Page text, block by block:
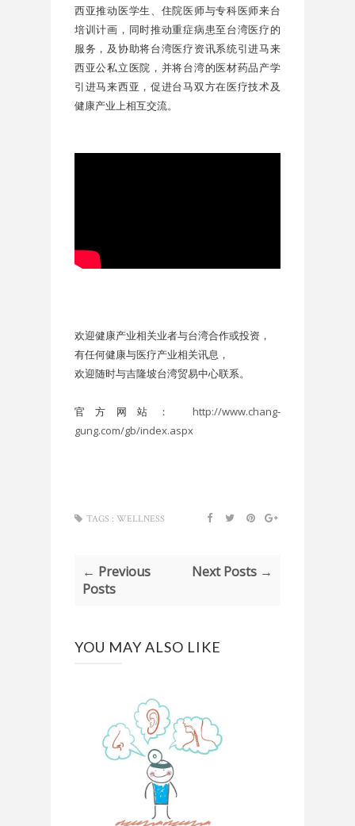
西亚推动医学生、住院医师与专科医师来台
培训计画，同时推动重症病患至台湾医疗的
服务，及协助将台湾医疗资讯系统引进马来
西亚公私立医院，并将台湾的医材药品产学
引进马来西亚，促进台马双方在医疗技术及
健康产业上相互交流。
欢迎健康产业相关业者与台湾合作或投资，
有任何健康与医疗产业相关讯息，
欢迎随时与吉隆坡台湾贸易中心联系。
官方网站： http://www.chang-
gung.com/gb/index.aspx
TAGS : WELLNESS
← Previous
Posts
Next Posts →
YOU MAY ALSO LIKE